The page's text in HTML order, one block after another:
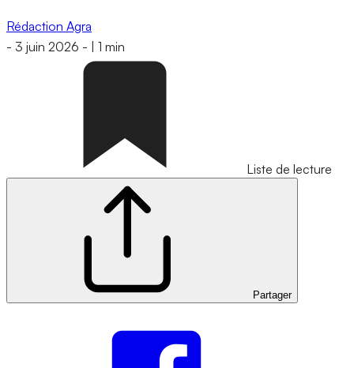
Rédaction Agra
- 3 juin 2026 - 1 min
Liste de lecture
Partager